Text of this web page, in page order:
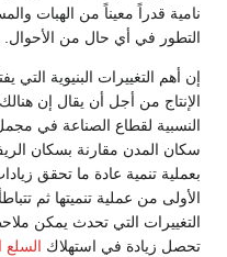
نامية قدراً معيناً من الهبات
التطور في أي حال من الأحوال.
إن أهم التغييرات البنيوية
الإنتاج من أجل أن يقال إن
النسبية لقطاع الصناعة في مجمل
سكان المدن مقارنة بسكان
بعملية تنمية عادة ما تحقق
الأولى من عملية تنميتها ثم
التغييرات التي تحدث يمكن
تحصل زيادة في استهلاك السلع